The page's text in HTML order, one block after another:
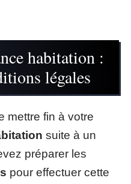
habitation :
légales
mettre fin à votre
suite à un
préparer les
pour effectuer cette